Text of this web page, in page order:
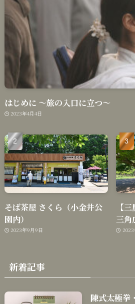
はじめに 〜旅の入口に立つ〜
2023年4月4日
そば茶屋 さくら（小金井公
園内）
2023年9月9日
【
三角
2023
新着記事
陳式太極拳